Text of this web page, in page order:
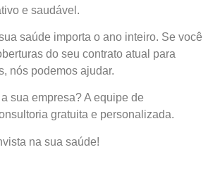
e saudável.
saúde importa o ano inteiro. Se você
do seu contrato atual para
nós podemos ajudar.
sua empresa? A equipe de
gratuita e personalizada.
na sua saúde!